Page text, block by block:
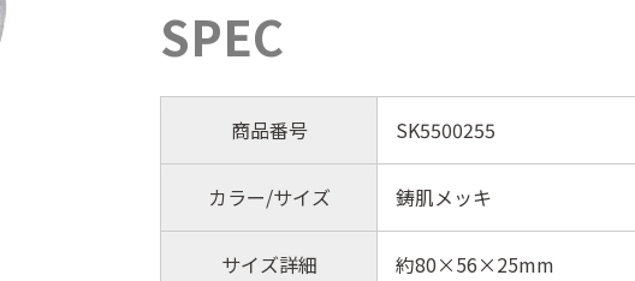
SPEC
商品番号 SK5500255
カラー/サイズ 鋳肌メッキ
サイズ詳細 約80×56×25mm